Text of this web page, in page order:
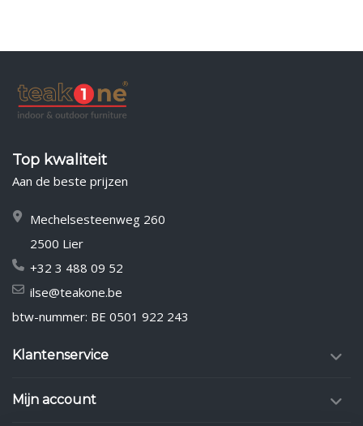
Top kwaliteit
Aan de beste prijzen
Mechelsesteenweg 260
2500 Lier
+32 3 488 09 52
ilse@teakone.be
btw-nummer: BE 0501 922 243
Klantenservice
Mijn account